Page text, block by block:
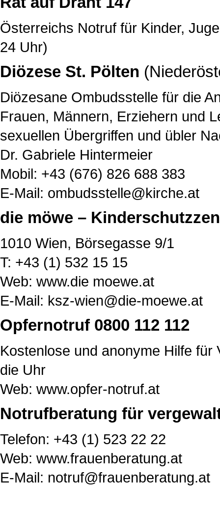
Österreichs Notruf für Kinder,
24 Uhr)
Diözese St. Pölten
Diözesane Ombudsstelle für die
Frauen, Männern, Erziehern und
sexuellen Übergriffen und übler
Dr. Gabriele Hintermeier
Mobil: +43 (676) 826 688 383
E-Mail: ombudsstelle@kirche.at
die möwe –
1010 Wien, Börsegasse 9/1
T: +43 (1) 532 15 15
Web: www.die moewe.at
E-Mail: ksz-wien@die-moewe.at
Opfernotruf 0800 112 112
Kostenlose und anonyme Hilfe
die Uhr
Web: www.opfer-notruf.at
Notrufberatung für
Telefon: +43 (1) 523 22 22
Web: www.frauenberatung.at
E-Mail: notruf@frauenberatung.at